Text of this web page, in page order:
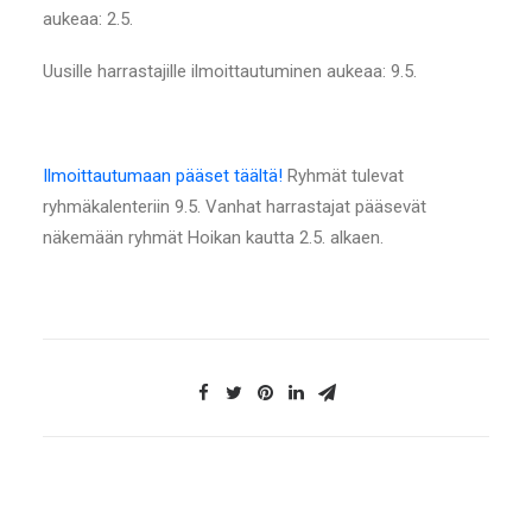
aukeaa: 2.5.
Uusille harrastajille ilmoittautuminen aukeaa: 9.5.
Ilmoittautumaan pääset täältä! Ryhmät tulevat
ryhmäkalenteriin 9.5. Vanhat harrastajat pääsevät
näkemään ryhmät Hoikan kautta 2.5. alkaen.